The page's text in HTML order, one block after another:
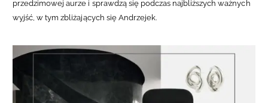
przedzimowej aurze i sprawdzą się podczas najbliższych ważnych
wyjść, w tym zbliżających się Andrzejek.